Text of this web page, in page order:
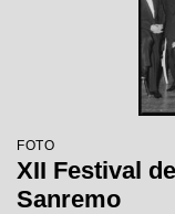
FOTO
XII Festival
Sanremo